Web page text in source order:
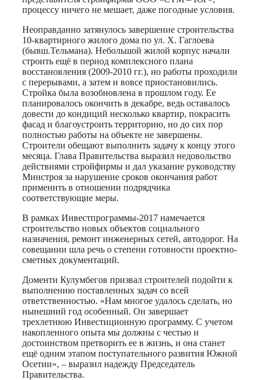
процессу ничего не мешает, даже погодные условия.
Неоправданно затянулось завершение строительства
10-квартирного жилого дома по ул. Х. Гаглоева
(бывш.Тельмана). Небольшой жилой корпус начали
строить ещё в период комплексного плана
восстановления (2009-2010 гг.), но работы проходили
с перерывами, а затем и вовсе приостановились.
Стройка была возобновлена в прошлом году. Ее
планировалось окончить в декабре, ведь оставалось
довести до кондиций несколько квартир, покрасить
фасад и благоустроить территорию, но до сих пор
полностью работы на объекте не завершены.
Строители обещают выполнить задачу к концу этого
месяца. Глава Правительства выразил недовольство
действиями стройфирмы и дал указание руководству
Минстроя за нарушение сроков окончания работ
применить в отношении подрядчика
соответствующие меры.
В рамках Инвестпрограммы-2017 намечается
строительство новых объектов социального
назначения, ремонт инженерных сетей, автодорог. На
совещании шла речь о степени готовности проектно-
сметных документаций.
Доменти Кулумбегов призвал строителей подойти к
выполнению поставленных задач со всей
ответственностью. «Нам многое удалось сделать, но
нынешний год особенный. Он завершает
трехлетнюю Инвестиционную программу. С учетом
накопленного опыта мы должны с честью и
достоинством претворить ее в жизнь, и она станет
ещё одним этапом поступательного развития Южной
Осетии», – выразил надежду Председатель
Правительства.